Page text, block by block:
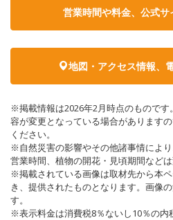
営業時間や料金、公式
地図・アクセス情報、
※掲載情報は2026年2月時点のもので
容が変更となっている場合があります
ください。
※自然災害の影響やその他諸事情によ
営業時間、植物の開花・見頃期間など
※掲載されている画像は取材先から本
き、提供されたものとなります。画像
す。
※表示料金は消費税8％ないし10％の内